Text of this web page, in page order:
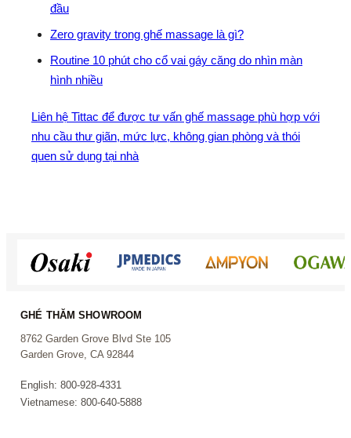
đầu
Zero gravity trong ghế massage là gì?
Routine 10 phút cho cổ vai gáy căng do nhìn màn
hình nhiều
Liên hệ Tittac để được tư vấn ghế massage phù hợp với
nhu cầu thư giãn, mức lực, không gian phòng và thói
quen sử dụng tại nhà
GHÉ THĂM SHOWROOM
8762 Garden Grove Blvd Ste 105
Garden Grove, CA 92844
English: 800-928-4331
Vietnamese: 800-640-5888